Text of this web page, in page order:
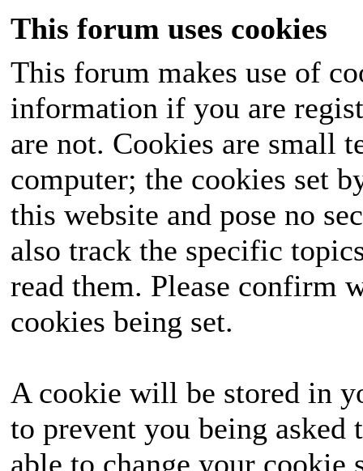
This forum uses cookies
This forum makes use of
information if you are
are not. Cookies are small
computer; the cookies set
this website and pose no
also track the specific
read them. Please confirm
cookies being set.
A cookie will be stored in
to prevent you being
able to change your